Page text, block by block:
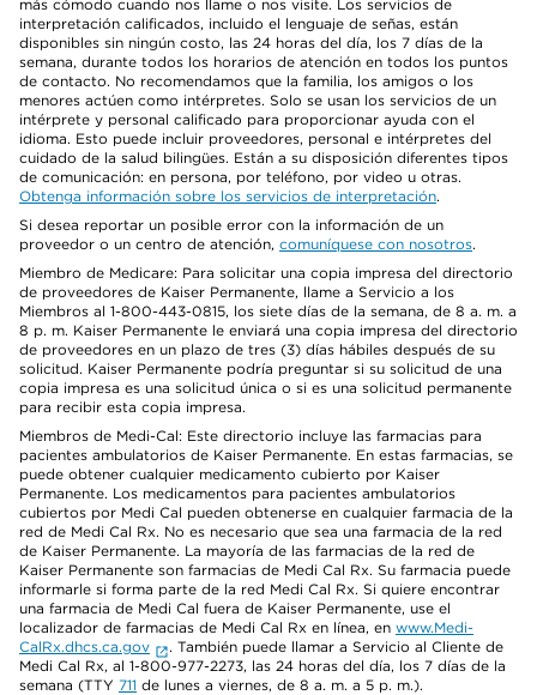
más cómodo cuando nos llame o nos visite. Los servicios de
interpretación calificados, incluido el lenguaje de señas, están
disponibles sin ningún costo, las 24 horas del día, los 7 días de la
semana, durante todos los horarios de atención en todos los puntos
de contacto. No recomendamos que la familia, los amigos o los
menores actúen como intérpretes. Solo se usan los servicios de un
intérprete y personal calificado para proporcionar ayuda con el
idioma. Esto puede incluir proveedores, personal e intérpretes del
cuidado de la salud bilingües. Están a su disposición diferentes tipos
de comunicación: en persona, por teléfono, por video u otras.
Obtenga información sobre los servicios de interpretación.
Si desea reportar un posible error con la información de un
proveedor o un centro de atención, comuníquese con nosotros.
Miembro de Medicare: Para solicitar una copia impresa del directorio
de proveedores de Kaiser Permanente, llame a Servicio a los
Miembros al 1-800-443-0815, los siete días de la semana, de 8 a. m. a
8 p. m. Kaiser Permanente le enviará una copia impresa del directorio
de proveedores en un plazo de tres (3) días hábiles después de su
solicitud. Kaiser Permanente podría preguntar si su solicitud de una
copia impresa es una solicitud única o si es una solicitud permanente
para recibir esta copia impresa.
Miembros de Medi-Cal: Este directorio incluye las farmacias para
pacientes ambulatorios de Kaiser Permanente. En estas farmacias, se
puede obtener cualquier medicamento cubierto por Kaiser
Permanente. Los medicamentos para pacientes ambulatorios
cubiertos por Medi Cal pueden obtenerse en cualquier farmacia de la
red de Medi Cal Rx. No es necesario que sea una farmacia de la red
de Kaiser Permanente. La mayoría de las farmacias de la red de
Kaiser Permanente son farmacias de Medi Cal Rx. Su farmacia puede
informarle si forma parte de la red Medi Cal Rx. Si quiere encontrar
una farmacia de Medi Cal fuera de Kaiser Permanente, use el
localizador de farmacias de Medi Cal Rx en línea, en www.Medi-
CalRx.dhcs.ca.gov
. También puede llamar a Servicio al Cliente de
Medi Cal Rx, al 1-800-977-2273, las 24 horas del día, los 7 días de la
semana (TTY 711 de lunes a viernes, de 8 a. m. a 5 p. m.).